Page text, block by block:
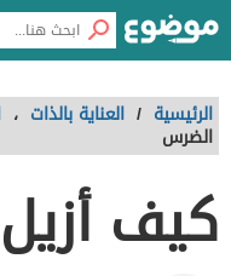
الرئيسية / العناية بالذات ،
الضرس
كيف